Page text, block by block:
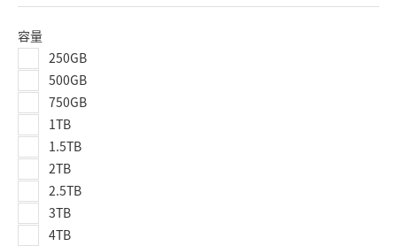
容量
250GB
500GB
750GB
1TB
1.5TB
2TB
2.5TB
3TB
4TB